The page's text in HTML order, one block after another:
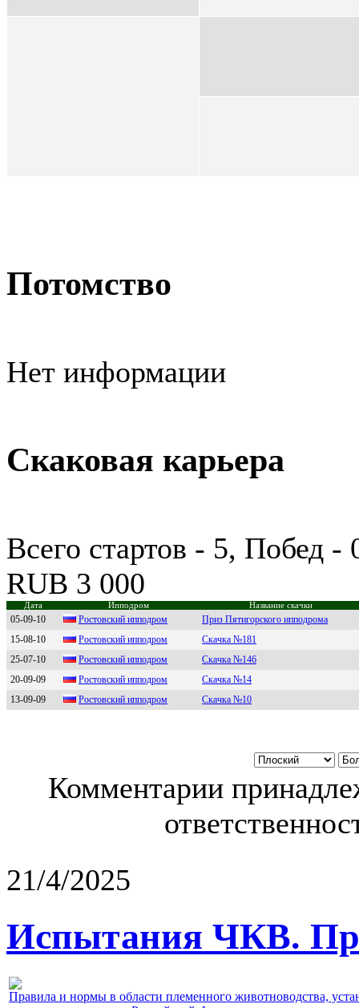
Потомство
Нет информации
Скаковая карьера
Всего стартов - 5, Побед
RUB 3 000
Дата Ипподром Название скачки
05-09-10 Рocтoвcкий иппoдрoм
Приз Пятигорского ипподрома
15-08-10
Pоcтовcкий ипподром
Скачка №181
25-07-10
Poстoвский иппoдpoм
Скачка №146
20-09-09
Ростовский ипподpом
Скачка №14
13-09-09
Ростовский ипподpом Скачка №10
Комментарии
21/4/2025
Испытания ЧКВ.
Правила и нормы в области племенного животноводства,